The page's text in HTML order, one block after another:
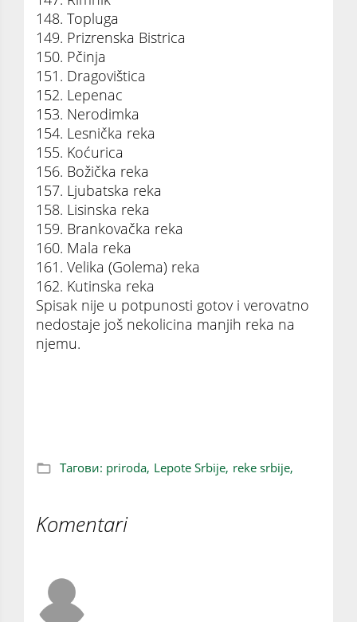
148. Topluga
149. Prizrenska Bistrica
150. Pčinja
151. Dragovištica
152. Lepenac
153. Nerodimka
154. Lesnička reka
155. Koćurica
156. Božička reka
157. Ljubatska reka
158. Lisinska reka
159. Brankovačka reka
160. Mala reka
161. Velika (Golema) reka
162. Kutinska reka
Spisak nije u potpunosti gotov i verovatno
nedostaje još nekolicina manjih reka na
njemu.
Тагови: priroda, Lepote Srbije, reke srbije,
Komentari